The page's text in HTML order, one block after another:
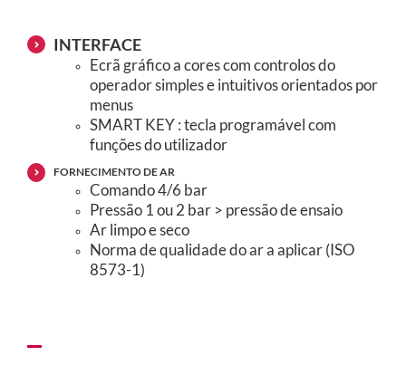
INTERFACE
Ecrã gráfico a cores com controlos do
operador simples e intuitivos orientados por
menus
SMART KEY : tecla programável com
funções do utilizador
FORNECIMENTO DE AR
Comando 4/6 bar
Pressão 1 ou 2 bar > pressão de ensaio
Ar limpo e seco
Norma de qualidade do ar a aplicar (ISO
8573-1)